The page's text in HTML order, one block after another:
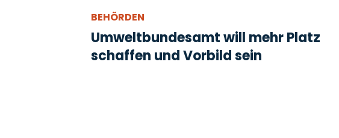
BEHÖRDEN
Umweltbundesamt will mehr Platz
schaffen und Vorbild sein